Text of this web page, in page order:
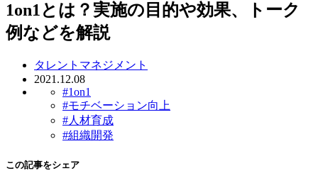
1on1とは？実施の目的や効果、トーク
例などを解説
タレントマネジメント
2021.12.08
#1on1
#モチベーション向上
#人材育成
#組織開発
この記事をシェア